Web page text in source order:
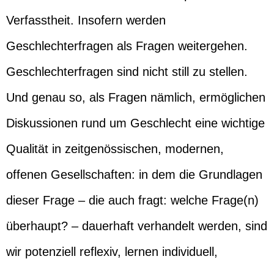
Verfasstheit. Insofern werden
Geschlechterfragen als Fragen weitergehen.
Geschlechterfragen sind nicht still zu stellen.
Und genau so, als Fragen nämlich, ermöglichen
Diskussionen rund um Geschlecht eine wichtige
Qualität in zeitgenössischen, modernen,
offenen Gesellschaften: in dem die Grundlagen
dieser Frage – die auch fragt: welche Frage(n)
überhaupt? – dauerhaft verhandelt werden, sind
wir potenziell reflexiv, lernen individuell,